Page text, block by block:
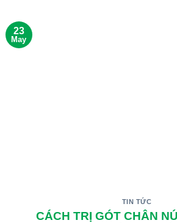
23
May
TIN TỨC
CÁCH TRỊ GÓT CHÂN